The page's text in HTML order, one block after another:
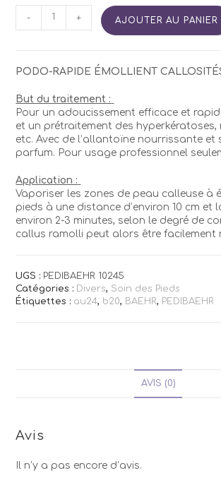
quantité
- + AJOUTER AU PANIER
PODO-RAPIDE ÉMOLLIENT
But du traitement :
Pour un adoucissement efficace et
et un prétraitement des hyperkératoses,
etc. Avec de l’allantoïne nourrissante et
parfum. Pour usage professionnel
Application :
Vaporiser les zones de peau calleuse à
pieds à une distance d’environ 10 cm et
environ 2-3 minutes, selon le degré de
callus ramolli peut alors être facilement
UGS : PEDIBAEHR 10245
Catégories : Divers, Soin des Pieds
Étiquettes : au24, b20, BAEHR, PEDIBAEHR
AVIS (0)
Avis
Il n’y a pas encore d’avis.